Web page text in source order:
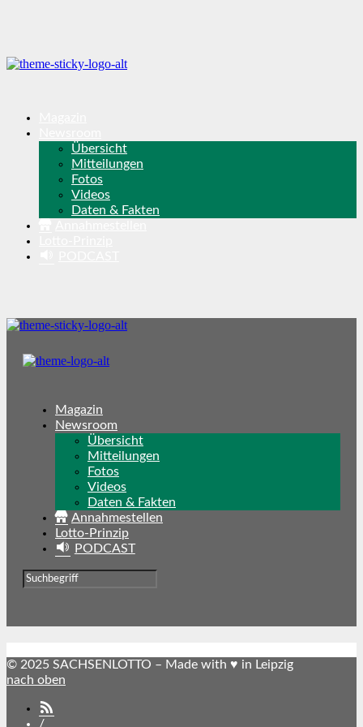
Übersicht
Mitteilungen
Fotos
Videos
Daten & Fakten
Magazin
Newsroom
Übersicht
Mitteilungen
Fotos
Videos
Daten & Fakten
Annahmestellen
Lotto-Prinzip
PODCAST
© 2025 SACHSENLOTTO – Made with ♥ in Leipzig
nach oben
/